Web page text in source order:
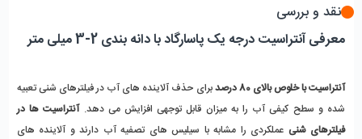
نقد و بررسی
معرفی آنتراسیت درجه یک پاسارگاد با دانه بندی 2-3 میلی متر
آنتراسیت با خلوص بالای 80 درصد
شده و سطح کیفی آب را به میزان قابل توجهی افزایش می دهد.
فیلترهای شنی